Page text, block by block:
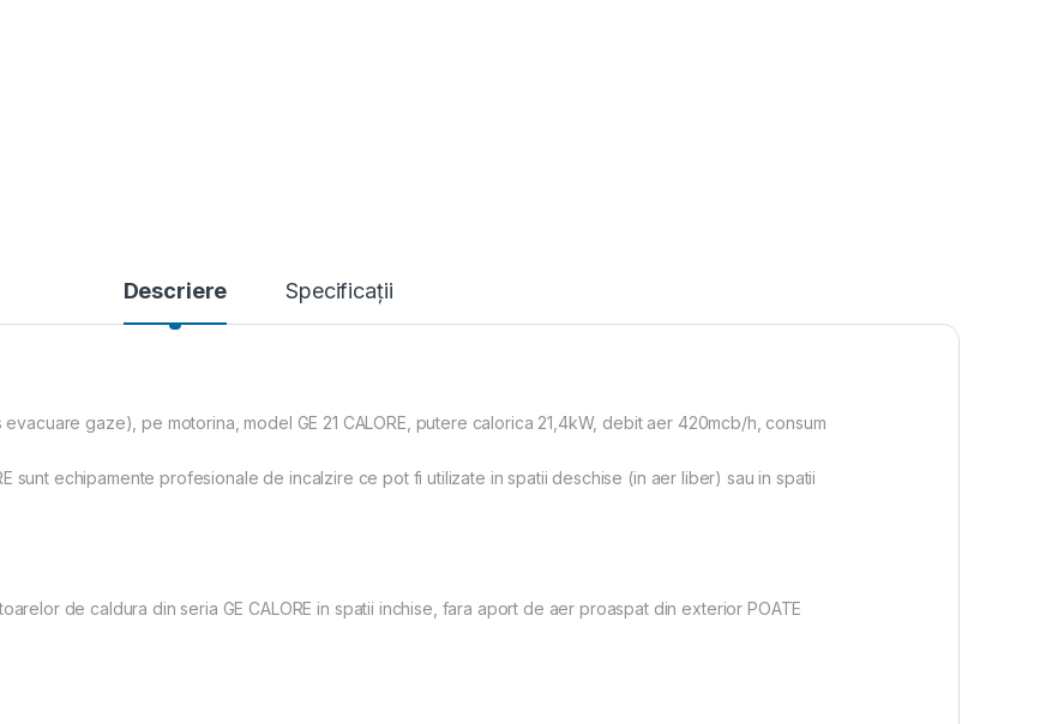
Descriere Specificații
gaze), pe motorina, model GE 21 CALORE, putere calorica 21,4kW, debit aer 420mcb/h, consum
sunt echipamente profesionale de incalzire ce pot fi utilizate in spatii deschise (in aer liber) sau in spatii
de caldura din seria GE CALORE in spatii inchise, fara aport de aer proaspat din exterior POATE